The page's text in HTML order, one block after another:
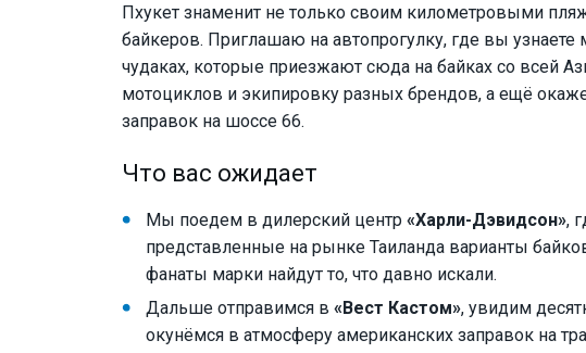
Пхукет знаменит не только своим километровыми
байкеров. Приглашаю на автопрогулку, где вы узнаете
чудаках, которые приезжают сюда на байках со всей
мотоциклов и экипировку разных брендов, а ещё
заправок на шоссе 66.
Что вас ожидает
Мы поедем в дилерский центр «Харли-Дэвидсон»,
представленные на рынке Таиланда варианты
фанаты марки найдут то, что давно искали.
Дальше отправимся в «Вест Кастом», увидим
окунёмся в атмосферу американских заправок на